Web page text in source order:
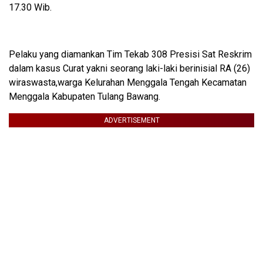
17.30 Wib.
Pelaku yang diamankan Tim Tekab 308 Presisi Sat Reskrim
dalam kasus Curat yakni seorang laki-laki berinisial RA (26)
wiraswasta,warga Kelurahan Menggala Tengah Kecamatan
Menggala Kabupaten Tulang Bawang.
ADVERTISEMENT